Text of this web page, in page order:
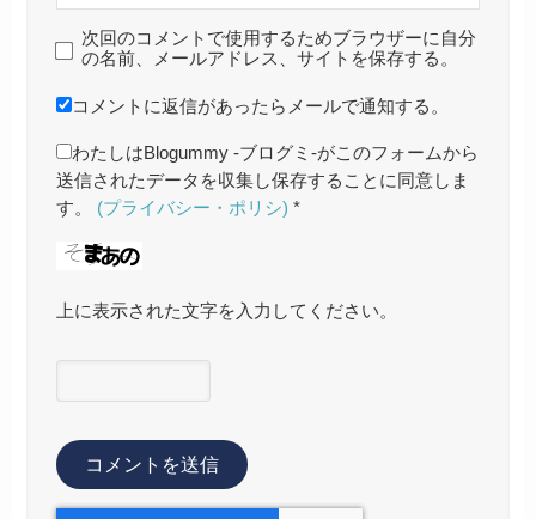
次回のコメントで使用するためブラウザーに自分
の名前、メールアドレス、サイトを保存する。
コメントに返信があったらメールで通知する。
わたしはBlogummy -ブログミ-がこのフォームから
送信されたデータを収集し保存することに同意しま
す。 (プライバシー・ポリシ) *
上に表示された文字を入力してください。